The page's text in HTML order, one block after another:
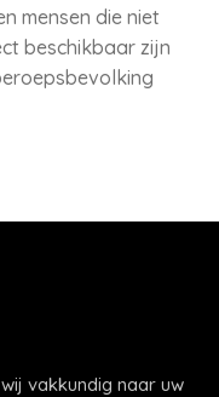
mensen die niet
beschikbaar zijn
vakkundig naar uw